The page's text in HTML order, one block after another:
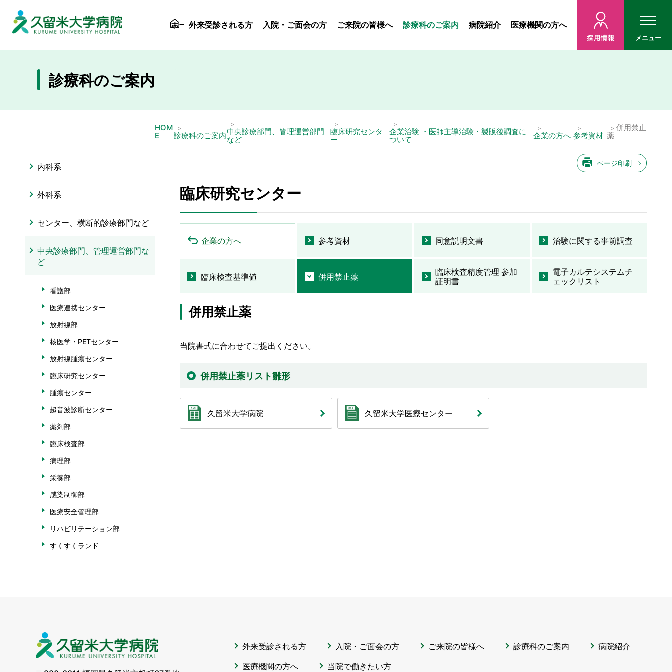
ホーム外来受診される方 入院・ご面会の方 ご来院の皆様へ 診療科のご案内 病院紹介 医療機関の方へ
採用情報 メニュー
診療科のご案内
HOM
E
診療科のご案内中央診療部門、管理運営部門
など
臨床研究センタ
ー
企業治験 ・医師主導治験・製販後調査に
ついて
企業の方へ 参考資材
併用禁止
薬
ページ印刷
臨床研究センター
企業の方へ 参考資材 同意説明文書 治験に関する事前調査
臨床検査基準値 併用禁止薬
臨床検査精度管理 参加
証明書
電子カルテシステムチ
ェックリスト
併用禁止薬
当院書式に合わせてご提出ください。
併用禁止薬リスト雛形
久留米大学病院 久留米大学医療センター
内科系
外科系
センター、横断的診療部門など
中央診療部門、管理運営部門な
ど
看護部
医療連携センター
放射線部
核医学・PETセンター
放射線腫瘍センター
臨床研究センター
腫瘍センター
超音波診断センター
薬剤部
臨床検査部
病理部
栄養部
感染制御部
医療安全管理部
リハビリテーション部
すくすくランド
外来受診される方 入院・ご面会の方 ご来院の皆様へ 診療科のご案内
病院紹介
医療機関の方へ
当院で働きたい方